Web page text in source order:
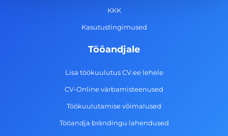
KKK
Kasutustingimused
Tööandjale
Lisa töökuulutus CV.ee lehele
CV-Online värbamisteenused
Töökuulutamise võimalused
Tööandja brändingu lahendused